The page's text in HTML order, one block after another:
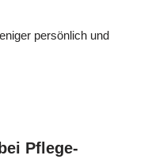
persönlich und
Pflege-